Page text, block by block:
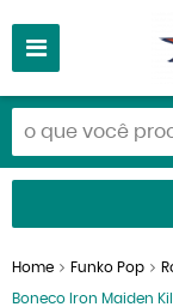
Home Funko Pop
Boneco Iron Maiden